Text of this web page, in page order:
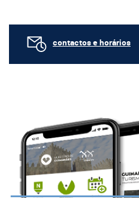
contactos e horários